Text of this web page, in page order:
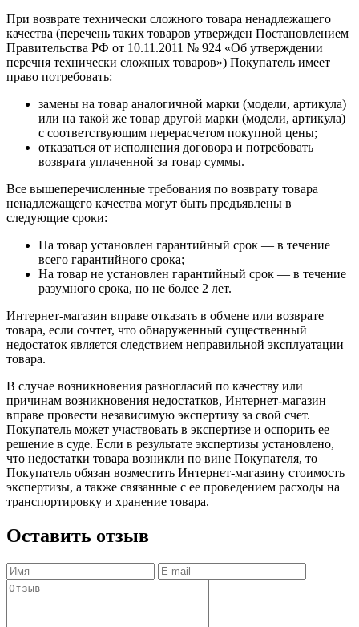
При возврате технически сложного товара ненадлежащего
качества (перечень таких товаров утвержден Постановлением
Правительства РФ от 10.11.2011 № 924 «Об утверждении
перечня технически сложных товаров») Покупатель имеет
право потребовать:
замены на товар аналогичной марки (модели, артикула)
или на такой же товар другой марки (модели, артикула)
с соответствующим перерасчетом покупной цены;
отказаться от исполнения договора и потребовать
возврата уплаченной за товар суммы.
Все вышеперечисленные требования по возврату товара
ненадлежащего качества могут быть предъявлены в
следующие сроки:
На товар установлен гарантийный срок — в течение
всего гарантийного срока;
На товар не установлен гарантийный срок — в течение
разумного срока, но не более 2 лет.
Интернет-магазин вправе отказать в обмене или возврате
товара, если сочтет, что обнаруженный существенный
недостаток является следствием неправильной эксплуатации
товара.
В случае возникновения разногласий по качеству или
причинам возникновения недостатков, Интернет-магазин
вправе провести независимую экспертизу за свой счет.
Покупатель может участвовать в экспертизе и оспорить ее
решение в суде. Если в результате экспертизы установлено,
что недостатки товара возникли по вине Покупателя, то
Покупатель обязан возместить Интернет-магазину стоимость
экспертизы, а также связанные с ее проведением расходы на
транспортировку и хранение товара.
Оставить отзыв